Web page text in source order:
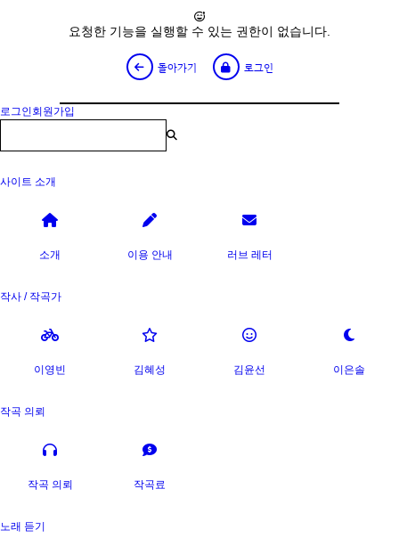
요청한 기능을 실행할 수 있는 권한이 없습니다.
돌아가기 로그인
로그인회원가입
사이트 소개
소개 이용 안내 러브 레터
작사 / 작곡가
이영빈 김혜성 김윤선 이은솔
작곡 의뢰
작곡 의뢰 작곡료
노래 듣기